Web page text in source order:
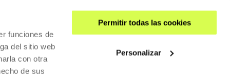
funciones de
del sitio web
con otra
de sus
Permitir todas las cookies
Personalizar